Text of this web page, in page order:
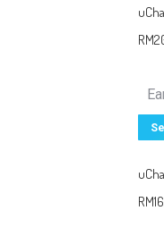
RM
RM